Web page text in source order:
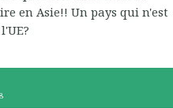
en Asie!! Un pays qui n'est